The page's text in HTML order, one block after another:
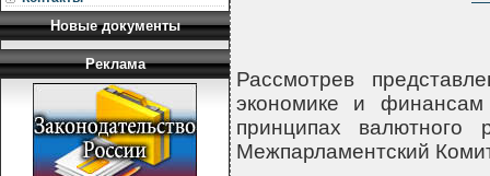
Новые документы
Реклама
Рассмотрев
экономике и
принципах валютного
Межпарламентский